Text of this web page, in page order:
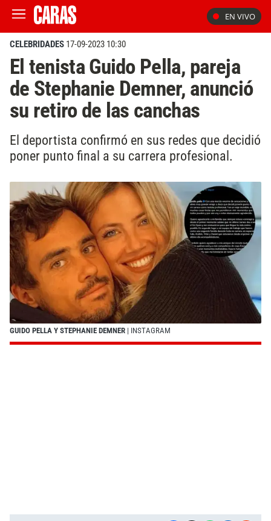
EN VIVO
CELEBRIDADES 17-09-2023 10:30
El tenista Guido Pella, pareja
de Stephanie Demner, anunció
su retiro de las canchas
El deportista confirmó en sus redes que decidió
poner punto final a su carrera profesional.
GUIDO PELLA Y STEPHANIE DEMNER | INSTAGRAM